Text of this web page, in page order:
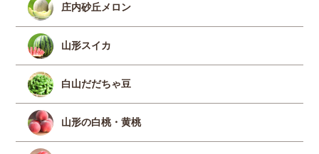
庄内砂丘メロン
山形スイカ
白山だだちゃ豆
山形の白桃・黄桃